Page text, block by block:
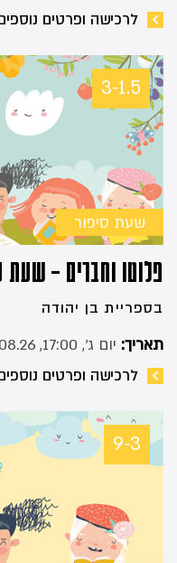
לרכישה ופרטים
3-1.5
שעת סיפור
פלוטו וחברים – שעת
בספריית בן יהודה
תאריך: יום ג׳, 17:00, 25.08.26
לרכישה ופרטים
9-3